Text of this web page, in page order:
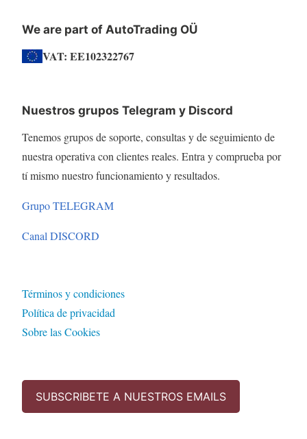
We are part of AutoTrading OÜ
VAT: EE102322767
Nuestros grupos Telegram y Discord
Tenemos grupos de soporte, consultas y de seguimiento de
nuestra operativa con clientes reales. Entra y comprueba por
tí mismo nuestro funcionamiento y resultados.
Grupo TELEGRAM
Canal DISCORD
Términos y condiciones
Política de privacidad
Sobre las Cookies
SUBSCRIBETE A NUESTROS EMAILS